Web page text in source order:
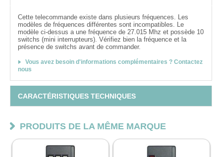
Cette telecommande existe dans plusieurs fréquences. Les
modèles de fréquences différentes sont incompatibles. Le
modèle ci-dessus a une fréquence de 27.015 Mhz et possède 10
switchs (mini interrupteurs). Vérifiez bien la fréquence et la
présence de switchs avant de commander.
Vous avez besoin d'informations complémentaires ? Contactez
nous
CARACTÉRISTIQUES TECHNIQUES
PRODUITS DE LA MÊME MARQUE